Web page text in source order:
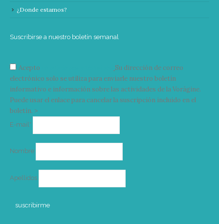
¿Donde estamos?
Suscribirse a nuestro boletín semanal
Acepto
Su dirección de correo
electrónico solo se utiliza para enviarle nuestro boletín
informativo e información sobre las actividades de la Vorágine.
Puede usar el enlace para cancelar la suscripción incluido en el
boletín. >
E-mail*
Nombre
Apellidos